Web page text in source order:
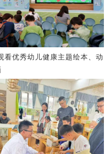
看优秀幼儿健康主题绘本、动